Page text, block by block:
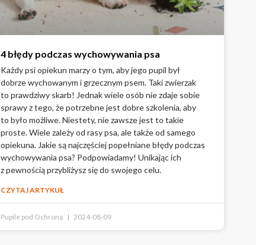
4 błędy podczas wychowywania psa
Każdy psi opiekun marzy o tym, aby jego pupil był
dobrze wychowanym i grzecznym psem. Taki zwierzak
to prawdziwy skarb! Jednak wiele osób nie zdaje sobie
sprawy z tego, że potrzebne jest dobre szkolenia, aby
to było możliwe. Niestety, nie zawsze jest to takie
proste. Wiele zależy od rasy psa, ale także od samego
opiekuna. Jakie są najczęściej popełniane błędy podczas
wychowywania psa? Podpowiadamy! Unikając ich
z pewnością przybliżysz się do swojego celu.
CZYTAJ ARTYKUŁ
Pupile pod Ochroną 2024-08-09